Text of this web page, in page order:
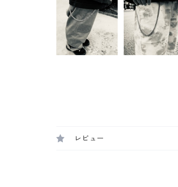
レビュー